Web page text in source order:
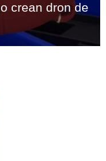
crean dron de